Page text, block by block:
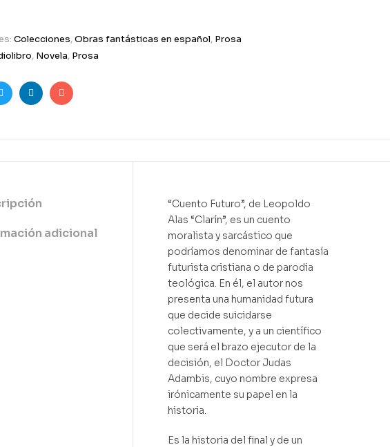
Colecciones,Obras fantásticas en español, Prosa
, Novela, Prosa
TwitterLinkedinEmail
adicional
“Cuento Futuro”, de Leopoldo
Alas “Clarín”, es un cuento
moralista y sarcástico que
podríamos denominar de fantasía
futurista cristiana o de parodia
teológica. En él, el autor nos
presenta una humanidad futura
que decide suicidarse
colectivamente, y a un científico
que será el brazo ejecutor de la
decisión, el Doctor Judas
Adambis, cuyo nombre expresa
irónicamente su papel en la
historia.
Es la historia del final y de un